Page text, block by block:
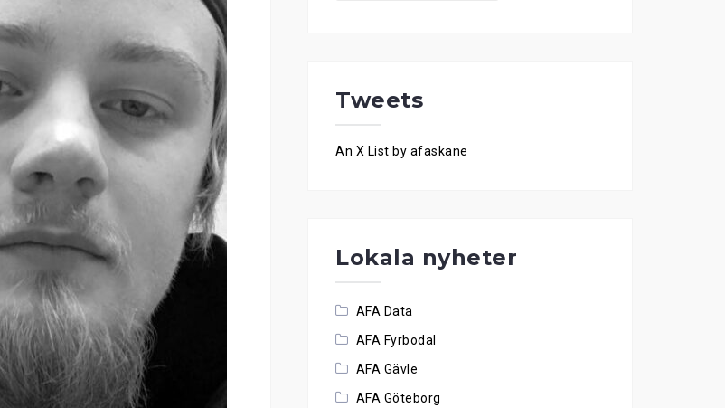
Tweets
An X List by afaskane
Lokala nyheter
AFA Data
AFA Fyrbodal
AFA Gävle
AFA Göteborg